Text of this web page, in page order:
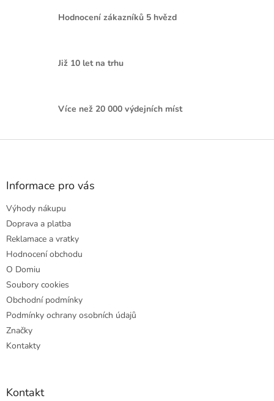
Hodnocení zákazníků 5 hvězd
Již 10 let na trhu
Více než 20 000 výdejních míst
Z
Informace pro vás
Výhody nákupu
Doprava a platba
Reklamace a vratky
Hodnocení obchodu
O Domiu
Soubory cookies
Obchodní podmínky
Podmínky ochrany osobních údajů
Značky
Kontakty
Kontakt